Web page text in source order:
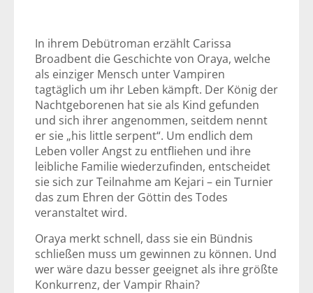
In ihrem Debütroman erzählt Carissa
Broadbent die Geschichte von Oraya, welche
als einziger Mensch unter Vampiren
tagtäglich um ihr Leben kämpft. Der König der
Nachtgeborenen hat sie als Kind gefunden
und sich ihrer angenommen, seitdem nennt
er sie „his little serpent“. Um endlich dem
Leben voller Angst zu entfliehen und ihre
leibliche Familie wiederzufinden, entscheidet
sie sich zur Teilnahme am Kejari – ein Turnier
das zum Ehren der Göttin des Todes
veranstaltet wird.
Oraya merkt schnell, dass sie ein Bündnis
schließen muss um gewinnen zu können. Und
wer wäre dazu besser geeignet als ihre größte
Konkurrenz, der Vampir Rhain?